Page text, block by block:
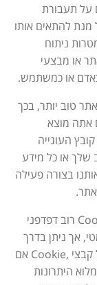
על תעבורת
להתאים אותו
ניתוח
או מבצעי
כאדם או כמשתמש.
טוב יותר, בכך
אתה מוצא
העוגייה
שלך או כל מידע
בצורה פעילה
.
רוב דפדפני
אך ניתן בדרך
Cookie, אם
היתרונות